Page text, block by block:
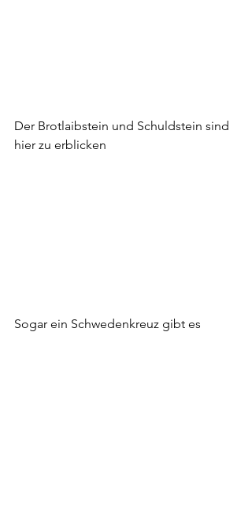
Der Brotlaibstein und Schuldstein sind
hier zu erblicken
Sogar ein Schwedenkreuz gibt es